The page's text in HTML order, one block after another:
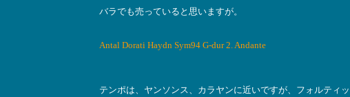
バラでも売っていると思いますが。
Antal Dorati Haydn Sym94 G-dur 2. Andante
テンポは、ヤンソンス、カラヤンに近いですが、フォルティ